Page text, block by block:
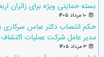
بسته حمایتی ویژه برای زائران
۱۰ مرداد ۱۴۰۵
حکم انتصاب دکتر عباس سرکاری
مدیر عامل شرکت عملیات
۳ مرداد ۱۴۰۵